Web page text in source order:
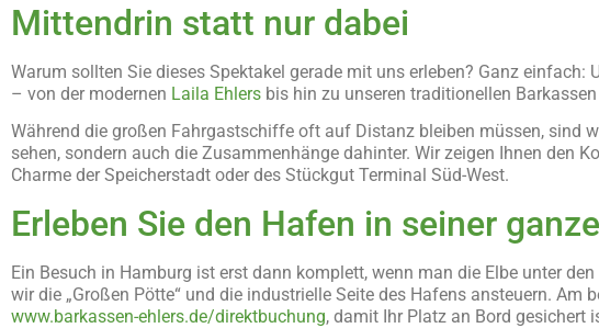
Mittendrin statt nur dabei
Warum sollten Sie dieses Spektakel gerade mit uns erleben? Ganz
– von der modernen Laila Ehlers bis hin zu unseren traditionellen
Während die großen Fahrgastschiffe oft auf Distanz bleiben müssen, sind
sehen, sondern auch die Zusammenhänge dahinter. Wir zeigen Ihnen den
Charme der Speicherstadt oder des Stückgut Terminal Süd-West.
Erleben Sie den Hafen in seiner
Ein Besuch in Hamburg ist erst dann komplett, wenn man die Elbe unter
wir die „Großen Pötte“ und die industrielle Seite des Hafens ansteuern.
www.barkassen-ehlers.de/direktbuchung, damit Ihr Platz an Bord gesichert